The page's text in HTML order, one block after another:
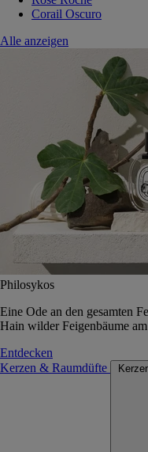
Corail Oscuro
Alle anzeigen
Philosykos
Eine Ode an den gesamten
Hain wilder Feigenbäume
Entdecken
Kerzen & Raumdüfte